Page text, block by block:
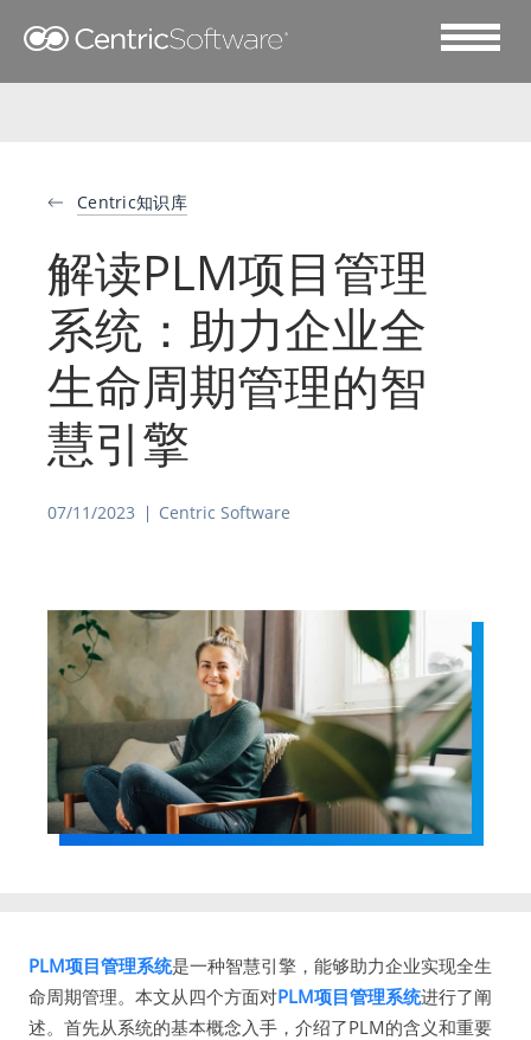
Centric知识库
解读PLM项目管理
系统：助力企业全
生命周期管理的智
慧引擎
07/11/2023 Centric Software
PLM项目管理系统是一种智慧引擎，能够助力企业实现全生
命周期管理。本文从四个方面对PLM项目管理系统进行了阐
述。首先从系统的基本概念入手，介绍了PLM的含义和重要